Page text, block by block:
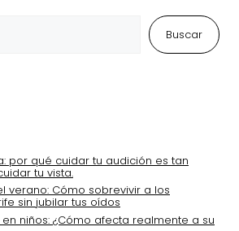
Buscar
por qué cuidar tu audición es tan
tu vista.
verano: Cómo sobrevivir a los
sin jubilar tus oídos
niños: ¿Cómo afecta realmente a su